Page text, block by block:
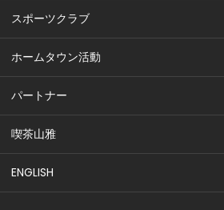
スポーツクラブ
ホームタウン活動
パートナー
喫茶山雅
ENGLISH